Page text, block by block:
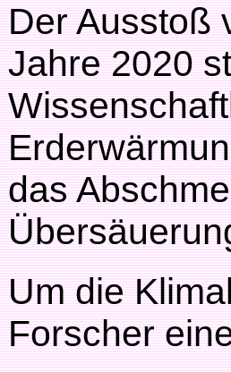
Der Ausstoß
Jahre 2020
das
Um die
Forscher